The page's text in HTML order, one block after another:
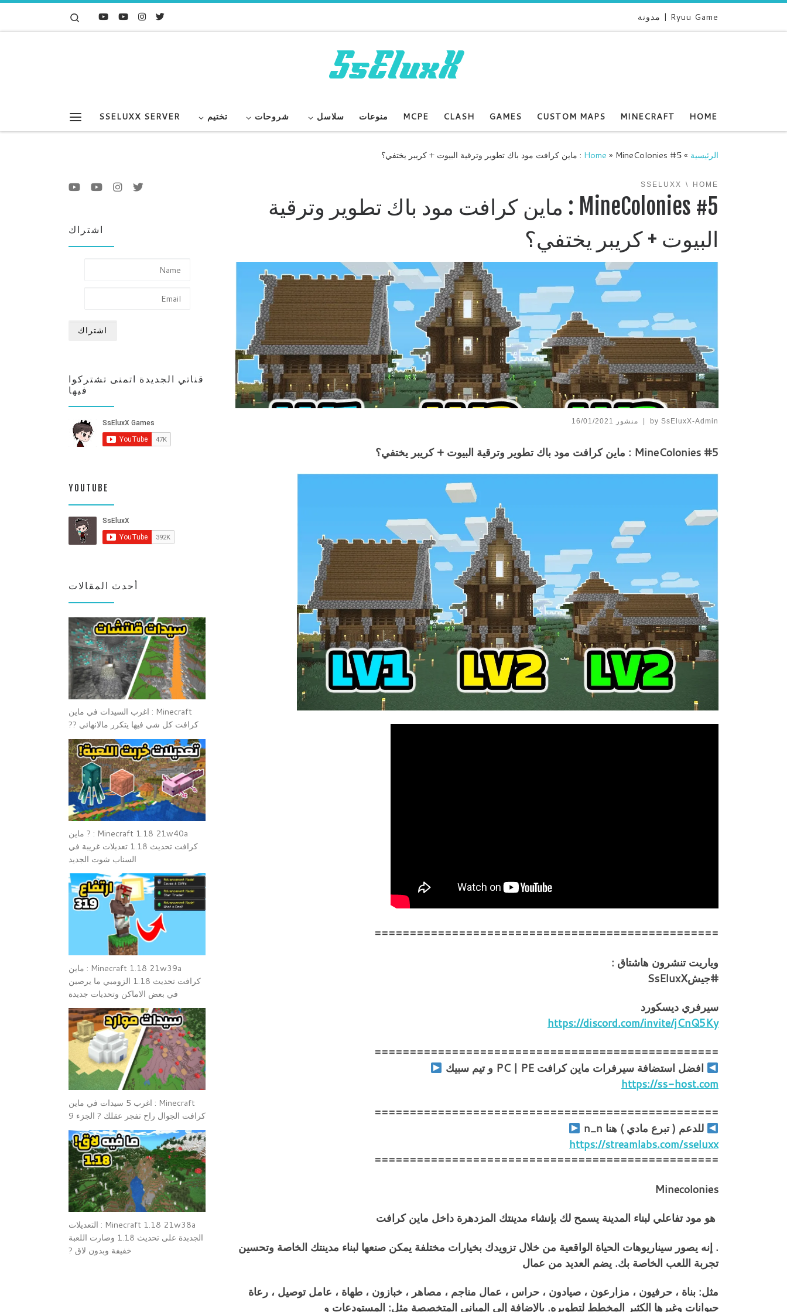
Skip to content Ryuu Game | مدونة
HOME
MINECRAFT
CUSTOM MAPS
GAMES
CLASH
MCPE منوعات سلاسل شروحات تختيم
SSELUXX SERVER
الرئيسية »
Home » MineColonies #5 : ماين كرافت مود باك تطوير وترقية البيوت + كريبر يختفي؟
HOME
SSELUXX
MineColonies #5 : ماين كرافت مود باك تطوير وترقية
البيوت + كريبر يختفي؟
by SsEluxX-Admin
| منشور 16/01/2021
MineColonies #5 : ماين كرافت مود باك تطوير وترقية البيوت + كريبر يختفي؟
=================================================
وياريت تنشرون هاشتاق :
#جيشSsEluxX
سيرفري ديسكورد
https://discord.com/invite/jCnQ5Ky
=================================================
افضل استضافة سيرفرات ماين كرافت PC | PE و تيم سبيك
https://ss-host.com
=================================================
للدعم ( تبرع مادي ) هنا n_n
https://streamlabs.com/sseluxx
=================================================
Minecolonies
هو مود تفاعلي لبناء المدينة يسمح لك بإنشاء مدينتك المزدهرة داخل ماين كرافت
. إنه يصور سيناريوهات الحياة الواقعية من خلال تزويدك بخيارات مختلفة يمكن صنعها لبناء مدينتك الخاصة وتحسين
تجربة اللعب الخاصة بك. يضم العديد من عمال
مثل: بناة ، حرفيون ، مزارعون ، صيادون ، حراس ، عمال مناجم ، مصاهر ، خبازون ، طهاة ، عامل توصيل ، رعاة
حيوانات وغيرها الكثير المخطط لتطويره. بالإضافة إلى المباني المتخصصة مثل: المستودعات و
اشتراك
قناتي الجديدة اتمنى تشتركوا
فيها
YOUTUBE
أحدث المقالات
Minecraft : اغرب السيدات في ماين
كرافت كل شي فيها يتكرر مالانهائي ??
Minecraft 1.18 21w40a : ? ماين
كرافت تحديث 1.18 تعديلات غريبة في
السناب شوت الجديد
Minecraft 1.18 21w39a : ماين
كرافت تحديث 1.18 الزومبي ما يرصبن
في بعض الاماكن وتحديات جديدة
Minecraft : اغرب 5 سيدات في ماين
كرافت الجوال راح تفجر عقلك ? الجزء 9
Minecraft 1.18 21w38a : التعديلات
الجدبدة على تحديث 1.18 وصارت اللعبة
خفيفة وبدون لاق ?